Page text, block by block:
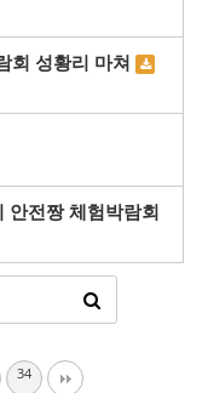
회 성황리 마쳐
안전짱 체험박람회
34